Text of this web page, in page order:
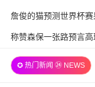
詹俊的猫预测世界杯
称赞森保一张路预言
✪ 热门新闻 ㉔ NEWS